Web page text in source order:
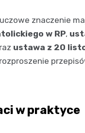
znaczenie
w RP,
ustawa z 20
rozproszenie
w praktyce